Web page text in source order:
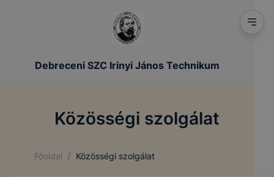
Debreceni SZC Irinyi János Technikum
Közösségi szolgálat
Főoldal / Közösségi szolgálat